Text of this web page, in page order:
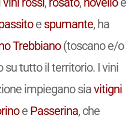
e spumante, ha
Trebbiano(toscano e/o
tutto il territorio. I vini
impiegano siavitigni
e Passerina, che